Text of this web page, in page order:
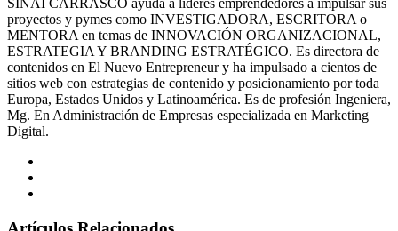
SINAI CARRASCO ayuda a líderes emprendedores a impulsar sus
proyectos y pymes como INVESTIGADORA, ESCRITORA o
MENTORA en temas de INNOVACIÓN ORGANIZACIONAL,
ESTRATEGIA Y BRANDING ESTRATÉGICO. Es directora de
contenidos en El Nuevo Entrepreneur y ha impulsado a cientos de
sitios web con estrategias de contenido y posicionamiento por toda
Europa, Estados Unidos y Latinoamérica. Es de profesión Ingeniera,
Mg. En Administración de Empresas especializada en Marketing
Digital.